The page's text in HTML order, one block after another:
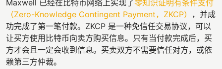
Maxwell 已经在比特币网络上实现了零知识证明有条件支付
（Zero-Knowledge Contingent Payment，ZKCP） ，并成
功完成了第一笔付款。ZKCP 是一种免信任交易协议，可以
让买方使用比特币向卖方购买信息。只有当付款完成后，买
方才会且一定会收到信息。买卖双方不需要信任对方，或依
赖第三方仲裁。